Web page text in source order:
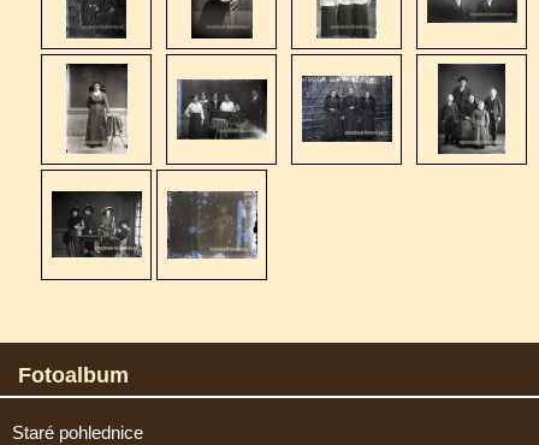
Fotoalbum
Staré pohlednice